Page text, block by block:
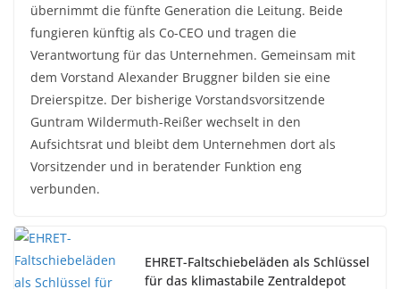
übernimmt die fünfte Generation die Leitung. Beide
fungieren künftig als Co-CEO und tragen die
Verantwortung für das Unternehmen. Gemeinsam mit
dem Vorstand Alexander Bruggner bilden sie eine
Dreierspitze. Der bisherige Vorstandsvorsitzende
Guntram Wildermuth-Reißer wechselt in den
Aufsichtsrat und bleibt dem Unternehmen dort als
Vorsitzender und in beratender Funktion eng
verbunden.
EHRET-Faltschiebeläden als Schlüssel
für das klimastabile Zentraldepot